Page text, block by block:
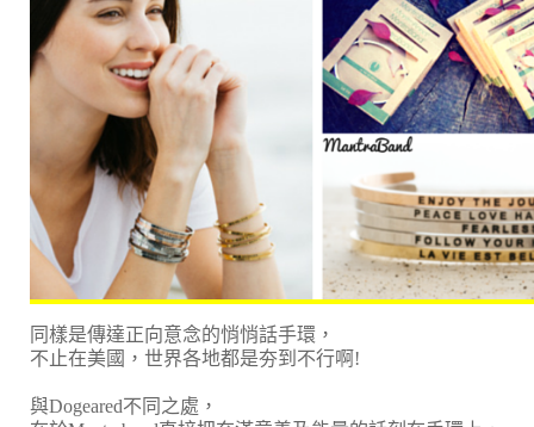
同樣是傳達正向意念的悄悄話手環，
不止在美國，世界各地都是夯到不行啊!
與Dogeared不同之處，